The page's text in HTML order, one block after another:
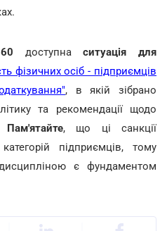
доступнаситуація для
фізичних осіб - підприємців
, в якій зібрано
та рекомендації щодо
Пам'ятайте, що ці санкції
підприємців, тому
є фундаментом